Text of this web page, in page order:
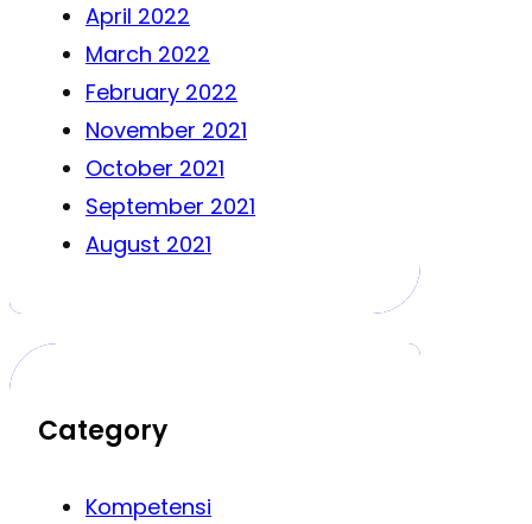
April 2022
March 2022
February 2022
November 2021
October 2021
September 2021
August 2021
Category
Kompetensi